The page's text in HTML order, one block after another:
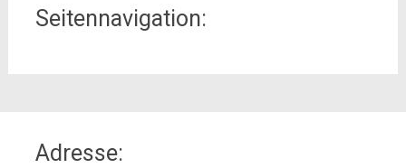
Seitennavigation:
Organisation
Adresse: